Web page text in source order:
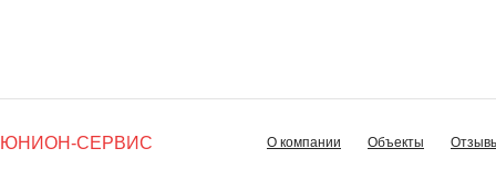
ЮНИОН-СЕРВИС О компании Объекты